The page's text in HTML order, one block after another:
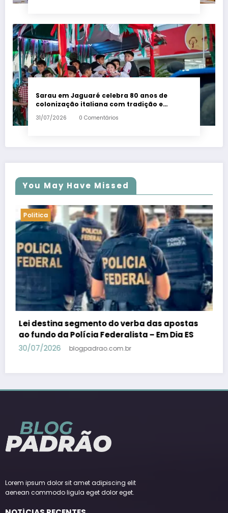
Sarau em Jaguaré celebra 80 anos de
colonização italiana com tradição e
trambolhão da polenta – Em Dia ES
31/07/2026 0 Comentários
You May Have Missed
Politica
PSB confirma Geraldo Alckmin porquê
candidato a vice-presidente na fórmula com
Lula – Em Dia ES
Lorem ipsum dolor sit amet adipiscing elit